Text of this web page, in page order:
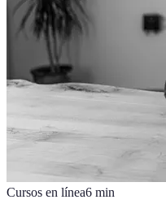
Cursos en línea6 min